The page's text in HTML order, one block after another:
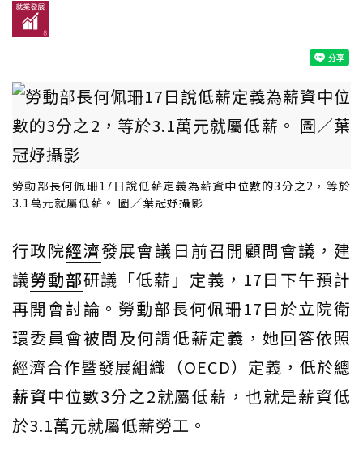
勞動部長何佩珊17日說低薪定義為薪資中位數的3分之2，等於
3.1萬元就屬低薪。 圖／葉冠妤攝影
行政院經濟發展會議日前召開顧問會議，建
議勞動部研議「低薪」定義，17日下午預計
再開會討論。勞動部長何佩珊17日於立院衛
環委員會被問及何謂低薪定義，她回答依照
經濟合作暨發展組織（OECD）定義，低於總
薪資中位數3分之2就屬低薪，也就是薪資低
於3.1萬元就屬低薪勞工。